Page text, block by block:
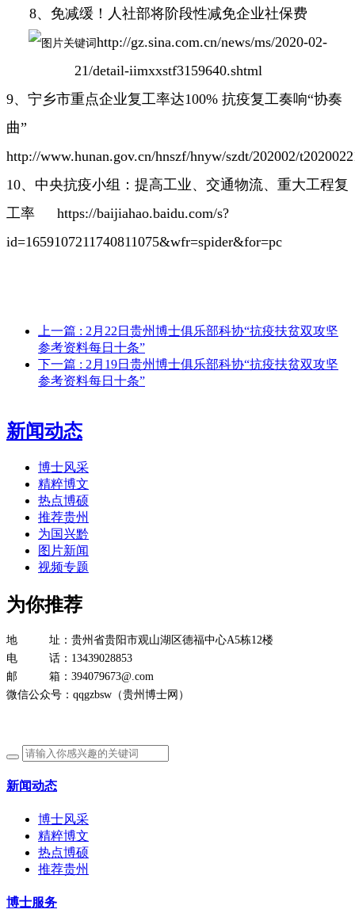
8、免减缓！人社部将阶段性减免企业社保费
http://gz.sina.com.cn/news/ms/2020-02-
21/detail-iimxxstf3159640.shtml
9、宁乡市重点企业复工率达100% 抗疫复工奏响“协奏
曲”
http://www.hunan.gov.cn/hnszf/hnyw/szdt/202002/
10、中央抗疫小组：提高工业、交通物流、重大工程复
工率
https://baijiahao.baidu.com/s?
id=1659107211740811075&wfr=spider&for=pc
上一篇 : 2月22日贵州博士俱乐部科协“抗疫扶贫双攻坚
参考资料每日十条”
下一篇 : 2月19日贵州博士俱乐部科协“抗疫扶贫双攻坚
参考资料每日十条”
新闻动态
博士风采
精粹博文
热点博硕
推荐贵州
为国兴黔
图片新闻
视频专题
为你推荐
地 址：贵州省贵阳市观山湖区德福中心A5栋12楼
电 话：13439028853
邮 箱：394079673@.com
微信公众号：qqgzbsw（贵州博士网）
新闻动态
博士风采
精粹博文
热点博硕
推荐贵州
博士服务